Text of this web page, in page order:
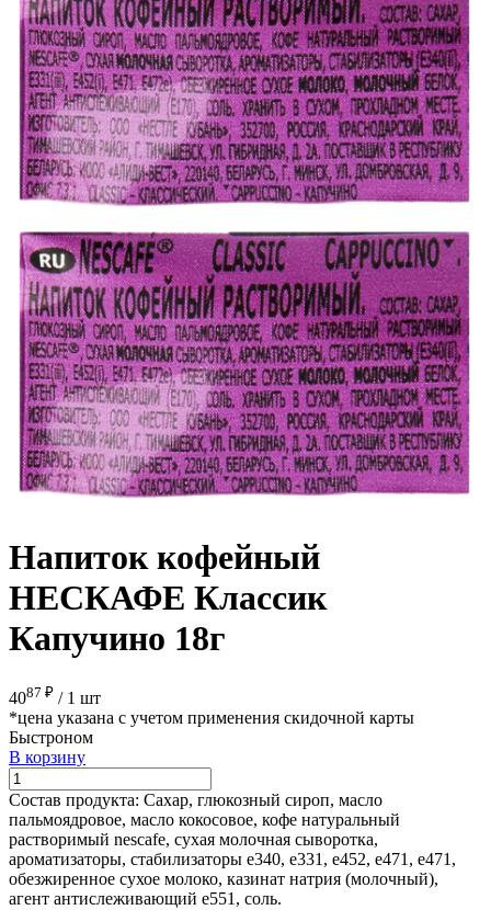
Напиток кофейный
НЕСКАФЕ Классик
Капучино 18г
4087 ₽ / 1 шт
*цена указана с учетом применения скидочной карты
Быстроном
В корзину
Состав продукта: Сахар, глюкозный сироп, масло
пальмоядровое, масло кокосовое, кофе натуральный
растворимый nescafe, сухая молочная сыворотка,
ароматизаторы, стабилизаторы e340, e331, e452, e471, e471,
обезжиренное сухое молоко, казинат натрия (молочный),
агент антислеживающий е551, соль.